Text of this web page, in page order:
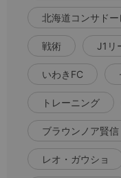
北海道コンサド
戦術 J1リ
いわきFC
トレーニング
ブラウンノア賢信
レオ・ガウショ